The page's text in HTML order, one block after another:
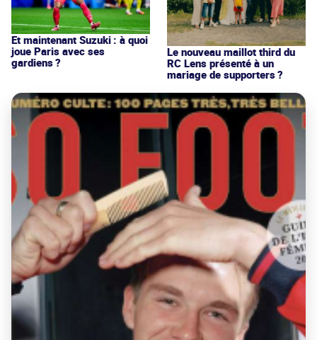
Et maintenant Suzuki : à quoi
joue Paris avec ses
gardiens ?
Le nouveau maillot third du
RC Lens présenté à un
mariage de supporters ?